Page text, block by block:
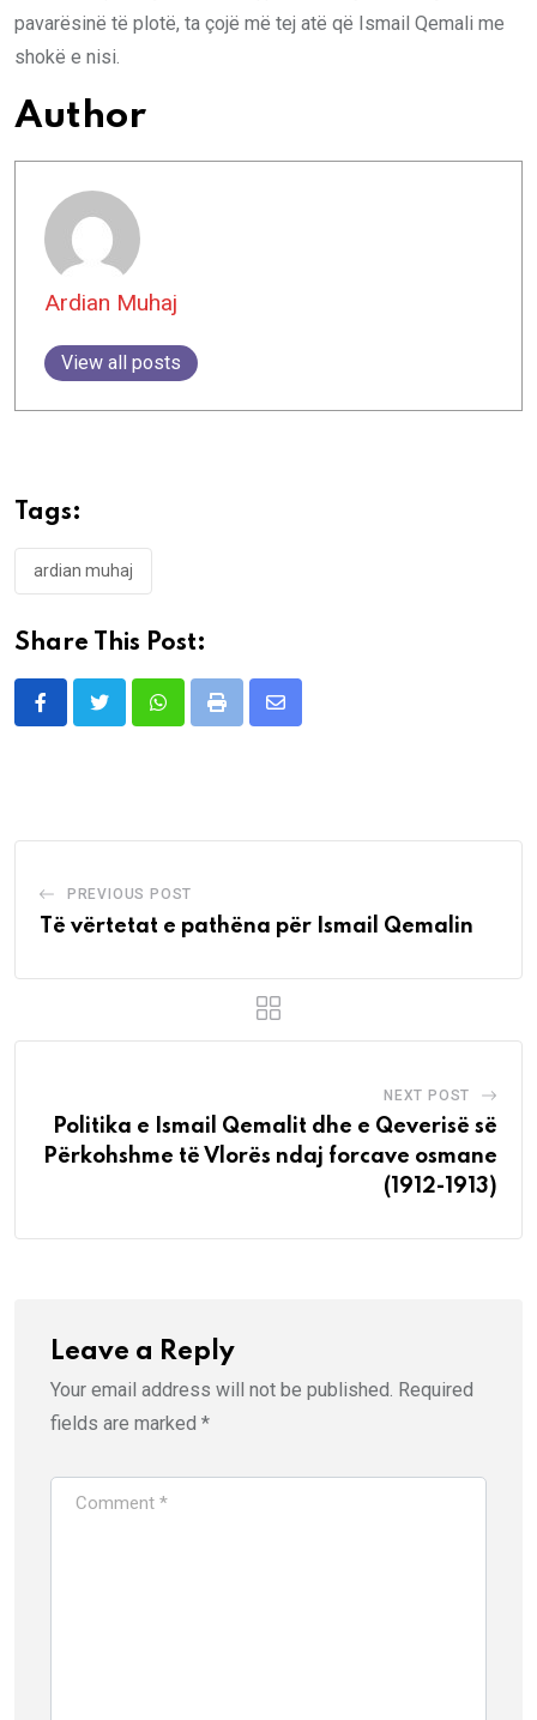
pavarësinë të plotë, ta çojë më tej atë që Ismail Qemali me
shokë e nisi.
Author
Ardian Muhaj
View all posts
Tags:
ardian muhaj
Share This Post:
WhatsappPrint
Share
PREVIOUS POST
Të vërtetat e pathëna për Ismail Qemalin
NEXT POST
Politika e Ismail Qemalit dhe e Qeverisë së
Përkohshme të Vlorës ndaj forcave osmane
(1912-1913)
Leave a Reply
Your email address will not be published. Required
fields are marked *